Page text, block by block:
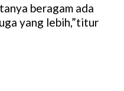
beragam ada
yang lebih,”titur